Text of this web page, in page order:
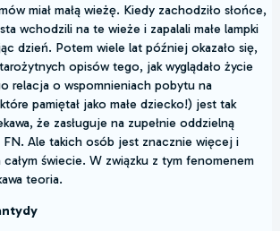
miał małą wieżę. Kiedy zachodziło słońce,
wchodzili na te wieże i zapalali małe lampki
dzień. Potem wiele lat później okazało się,
opisów tego, jak wyglądało życie
relacja o wspomnieniach pobytu na
pamiętał jako małe dziecko!) jest tak
że zasługuje na zupełnie oddzielną
FN. Ale takich osób jest znacznie więcej i
świecie. W związku z tym fenomenem
teoria.